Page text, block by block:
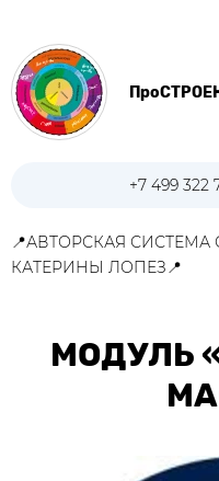
+7 499 322
📍АВТОРСКАЯ
КАТЕРИНЫ ЛОПЕЗ📍
МОДУЛЬ